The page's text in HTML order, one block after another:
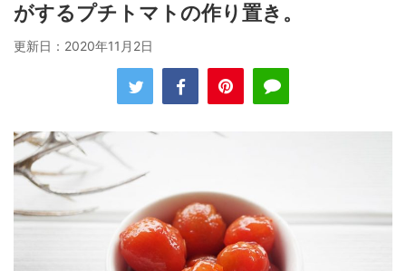
がするプチトマトの作り置き。
更新日： 2020年11月2日